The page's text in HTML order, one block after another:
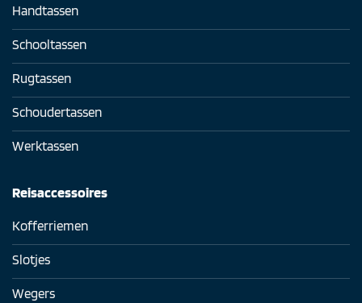
Handtassen
Schooltassen
Rugtassen
Schoudertassen
Werktassen
Reisaccessoires
Kofferriemen
Slotjes
Wegers